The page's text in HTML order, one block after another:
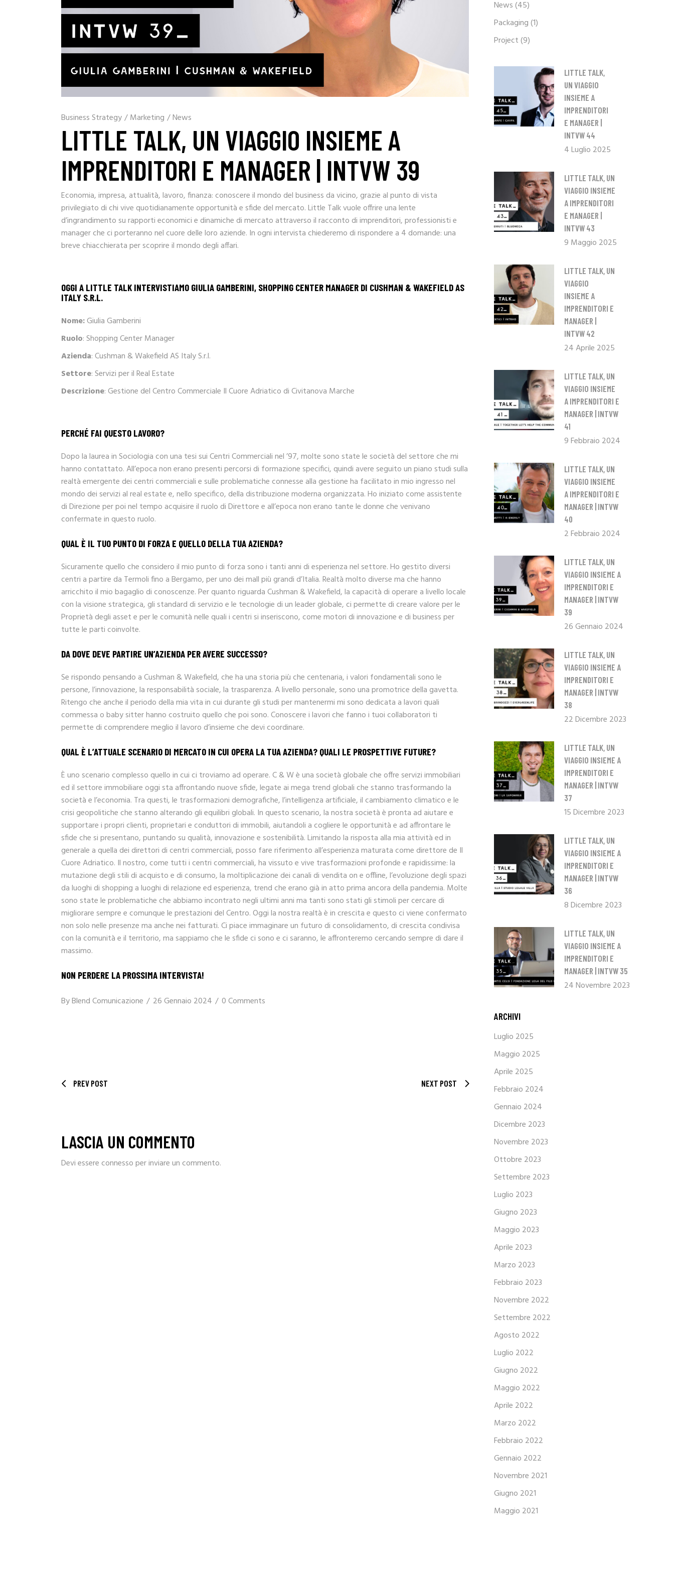
Business Strategy/ Marketing /News
LITTLE TALK, UN VIAGGIO INSIEME A
IMPRENDITORI E MANAGER | INTVW 39
Economia, impresa, attualità, lavoro, finanza: conoscere il mondo del business da vicino, grazie al punto di vista
privilegiato di chi vive quotidianamente opportunità e sfide del mercato. Little Talk vuole offrire una lente
d’ingrandimento su rapporti economici e dinamiche di mercato attraverso il racconto di imprenditori, professionisti e
manager che ci porteranno nel cuore delle loro aziende. In ogni intervista chiederemo di rispondere a 4 domande: una
breve chiacchierata per scoprire il mondo degli affari.
OGGI A LITTLE TALK INTERVISTIAMO GIULIA GAMBERINI, SHOPPING CENTER MANAGER DI CUSHMAN & WAKEFIELD AS
ITALY S.R.L.
Nome:Giulia Gamberini
Ruolo: Shopping Center Manager
Azienda: Cushman & Wakefield AS Italy S.r.l.
Settore: Servizi per il Real Estate
Descrizione: Gestione del Centro Commerciale Il Cuore Adriatico di Civitanova Marche
PERCHÉ FAI QUESTO LAVORO?
Dopo la laurea in Sociologia con una tesi sui Centri Commerciali nel ’97, molte sono state le società del settore che mi
hanno contattato. All’epoca non erano presenti percorsi di formazione specifici, quindi avere seguito un piano studi sulla
realtà emergente dei centri commerciali e sulle problematiche connesse alla gestione ha facilitato in mio ingresso nel
mondo dei servizi al real estate e, nello specifico, della distribuzione moderna organizzata. Ho iniziato come assistente
di Direzione per poi nel tempo acquisire il ruolo di Direttore e all’epoca non erano tante le donne che venivano
confermate in questo ruolo.
QUAL È IL TUO PUNTO DI FORZA E QUELLO DELLA TUA AZIENDA?
Sicuramente quello che considero il mio punto di forza sono i tanti anni di esperienza nel settore. Ho gestito diversi
centri a partire da Termoli fino a Bergamo, per uno dei mall più grandi d’Italia. Realtà molto diverse ma che hanno
arricchito il mio bagaglio di conoscenze. Per quanto riguarda Cushman & Wakefield, la capacità di operare a livello locale
con la visione strategica, gli standard di servizio e le tecnologie di un leader globale, ci permette di creare valore per le
Proprietà degli asset e per le comunità nelle quali i centri si inseriscono, come motori di innovazione e di business per
tutte le parti coinvolte.
DA DOVE DEVE PARTIRE UN’AZIENDA PER AVERE SUCCESSO?
Se rispondo pensando a Cushman & Wakefield, che ha una storia più che centenaria, i valori fondamentali sono le
persone, l’innovazione, la responsabilità sociale, la trasparenza. A livello personale, sono una promotrice della gavetta.
Ritengo che anche il periodo della mia vita in cui durante gli studi per mantenermi mi sono dedicata a lavori quali
commessa o baby sitter hanno costruito quello che poi sono. Conoscere i lavori che fanno i tuoi collaboratori ti
permette di comprendere meglio il lavoro d’insieme che devi coordinare.
QUAL È L’ATTUALE SCENARIO DI MERCATO IN CUI OPERA LA TUA AZIENDA? QUALI LE PROSPETTIVE FUTURE?
È uno scenario complesso quello in cui ci troviamo ad operare. C & W è una società globale che offre servizi immobiliari
ed il settore immobiliare oggi sta affrontando nuove sfide, legate ai mega trend globali che stanno trasformando la
società e l’economia. Tra questi, le trasformazioni demografiche, l’intelligenza artificiale, il cambiamento climatico e le
crisi geopolitiche che stanno alterando gli equilibri globali. In questo scenario, la nostra società è pronta ad aiutare e
supportare i propri clienti, proprietari e conduttori di immobili, aiutandoli a cogliere le opportunità e ad affrontare le
sfide che si presentano, puntando su qualità, innovazione e sostenibilità. Limitando la risposta alla mia attività ed in
generale a quella dei direttori di centri commerciali, posso fare riferimento all’esperienza maturata come direttore de Il
Cuore Adriatico. Il nostro, come tutti i centri commerciali, ha vissuto e vive trasformazioni profonde e rapidissime: la
mutazione degli stili di acquisto e di consumo, la moltiplicazione dei canali di vendita on e offline, l’evoluzione degli spazi
da luoghi di shopping a luoghi di relazione ed esperienza, trend che erano già in atto prima ancora della pandemia. Molte
sono state le problematiche che abbiamo incontrato negli ultimi anni ma tanti sono stati gli stimoli per cercare di
migliorare sempre e comunque le prestazioni del Centro. Oggi la nostra realtà è in crescita e questo ci viene confermato
non solo nelle presenze ma anche nei fatturati. Ci piace immaginare un futuro di consolidamento, di crescita condivisa
con la comunità e il territorio, ma sappiamo che le sfide ci sono e ci saranno, le affronteremo cercando sempre di dare il
massimo.
NON PERDERE LA PROSSIMA INTERVISTA!
ByBlend Comunicazione 26 Gennaio 2024 0 Comments
PREV POST NEXT POST
LASCIA UN COMMENTO
Devi essere connessoper inviare un commento.
News(45)
Packaging(1)
Project(9)
LITTLE TALK,
UN VIAGGIO
INSIEME A
IMPRENDITORI
E MANAGER |
INTVW 44
4 Luglio 2025
LITTLE TALK, UN
VIAGGIO INSIEME
A IMPRENDITORI
E MANAGER |
INTVW 43
9 Maggio 2025
LITTLE TALK, UN
VIAGGIO
INSIEME A
IMPRENDITORI E
MANAGER |
INTVW 42
24 Aprile 2025
LITTLE TALK, UN
VIAGGIO INSIEME
A IMPRENDITORI E
MANAGER | INTVW
41
9 Febbraio 2024
LITTLE TALK, UN
VIAGGIO INSIEME
A IMPRENDITORI E
MANAGER | INTVW
40
2 Febbraio 2024
LITTLE TALK, UN
VIAGGIO INSIEME A
IMPRENDITORI E
MANAGER | INTVW
39
26 Gennaio 2024
LITTLE TALK, UN
VIAGGIO INSIEME A
IMPRENDITORI E
MANAGER | INTVW
38
22 Dicembre 2023
LITTLE TALK, UN
VIAGGIO INSIEME A
IMPRENDITORI E
MANAGER | INTVW
37
15 Dicembre 2023
LITTLE TALK, UN
VIAGGIO INSIEME A
IMPRENDITORI E
MANAGER | INTVW
36
8 Dicembre 2023
LITTLE TALK, UN
VIAGGIO INSIEME A
IMPRENDITORI E
MANAGER | INTVW 35
24 Novembre 2023
ARCHIVI
Luglio 2025
Maggio 2025
Aprile 2025
Febbraio 2024
Gennaio 2024
Dicembre 2023
Novembre 2023
Ottobre 2023
Settembre 2023
Luglio 2023
Giugno 2023
Maggio 2023
Aprile 2023
Marzo 2023
Febbraio 2023
Novembre 2022
Settembre 2022
Agosto 2022
Luglio 2022
Giugno 2022
Maggio 2022
Aprile 2022
Marzo 2022
Febbraio 2022
Gennaio 2022
Novembre 2021
Giugno 2021
Maggio 2021